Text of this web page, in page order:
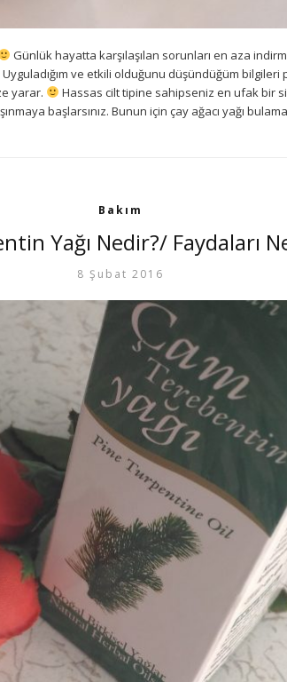
Günlük hayatta karşılaşılan sorunları en aza
ve etkili olduğunu düşündüğüm
yarar.
Hassas cilt tipine sahipseniz en ufak bir
başlarsınız. Bunun için çay ağacı yağı
Bakım
Yağı Nedir?/ Faydaları
8 Şubat 2016